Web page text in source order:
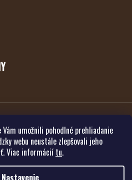
Vám umožnili pohodlné prehliadanie
webu neustále zlepšovali jeho
Viac informácií tu.
Nastavenie